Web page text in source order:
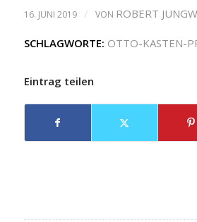
16. JUNI 2019 / VON ROBERT
SCHLAGWORTE: OTTO-KASTEN-
Eintrag teilen